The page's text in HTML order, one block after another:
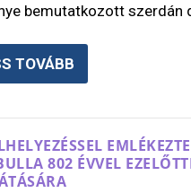
bemutatkozott szerdán
TOVÁBB
802 ÉVVEL